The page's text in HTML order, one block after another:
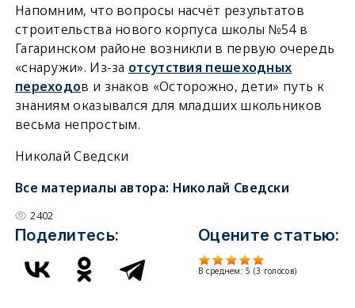
Напомним, что вопросы насчёт результатов
строительства нового корпуса школы №54 в
Гагаринском районе возникли в первую очередь
«снаружи». Из-за отсутствия пешеходных
переходов и знаков «Осторожно, дети» путь к
знаниям оказывался для младших школьников
весьма непростым.
Николай Сведски
Все материалы автора: Николай Сведски
2402
Поделитесь: Оцените статью:
В среднем:5 (3 голосов)